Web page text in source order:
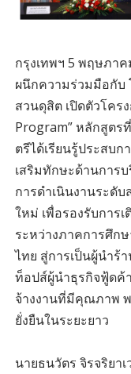
กรุงเทพฯ 5 พฤษภา
ผนึกความร่วมมือกับ
สวนดุสิต เปิดตัวโคร
Program” หลักสูต
ตรีได้เรียนรู้ประสบ
เสริมทักษะด้านการ
การดำเนินงานระดั
ใหม่ เพื่อรองรับการ
ระหว่างภาคการศึก
ไทย สู่การเป็นผู้นำร้
ท็อปส์ผู้นำธุรกิจฟู้ดค้
จ้างงานที่มีคุณภาพ
ยั่งยืนในระยะยาว
นายธนวัตร จิรจริยา